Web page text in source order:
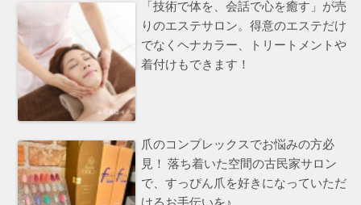
「技術で体を、会話で心を癒す」が売
りのエステサロン。得意のエステだけ
でなくヘナカラー、トリートメントや
着付けもできます！
爪のコンプレックスでお悩みの方必
見！ 落ち着いた空間の古民家サロン
で、すっぴん爪を好きになっていただ